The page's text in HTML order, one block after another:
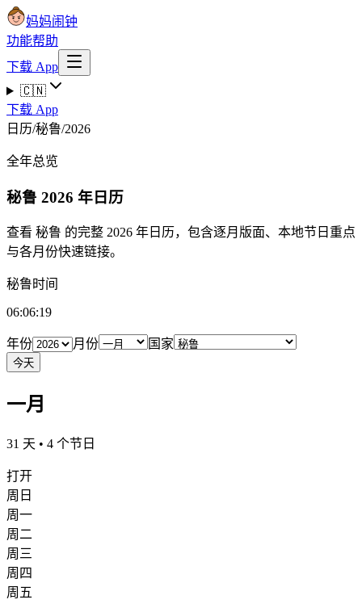
妈妈闹钟
功能帮助
下载 App
🇨🇳
下载 App
日历/秘鲁/2026
全年总览
秘鲁 2026 年日历
查看 秘鲁 的完整 2026 年日历，包含逐月版面、本地节日重点
与各月份快速链接。
秘鲁时间
06:06:20
年份 月份 国家
今天
一月
31 天 • 4 个节日
打开
周日
周一
周二
周三
周四
周五